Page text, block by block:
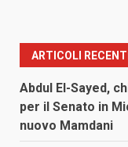
ARTICOLI RECENTI
Abdul El-Sayed,
per il Senato in
nuovo Mamdani